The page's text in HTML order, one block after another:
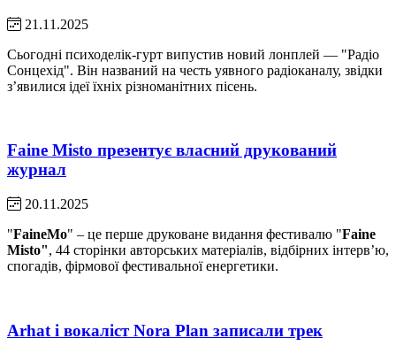
21.11.2025
Сьогодні психоделік-гурт випустив новий лонплей — "Радіо
Сонцехід". Він названий на честь уявного радіоканалу, звідки
зʼявилися ідеї їхніх різноманітних пісень.
Faine Mistо презентує власний друкований
журнал
20.11.2025
"FaineMo" – це перше друковане видання фестивалю "Faine
Misto", 44 сторінки авторських матеріалів, відбірних інтерв’ю,
спогадів, фірмової фестивальної енергетики.
Arhat і вокаліст Nora Plan записали трек